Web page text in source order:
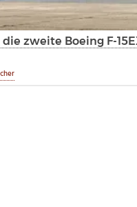
die zweite Boeing F-